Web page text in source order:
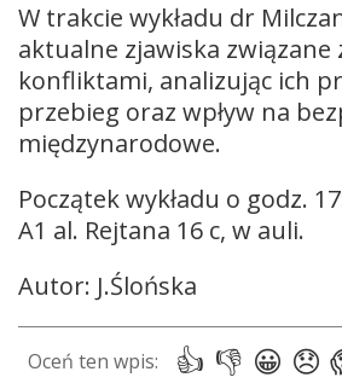
W trakcie wykładu dr
aktualne zjawiska związane
konfliktami, analizując ich
przebieg oraz wpływ na
międzynarodowe.
Początek wykładu o godz.
A1 al. Rejtana 16 c, w auli.
Autor: J.Ślońska